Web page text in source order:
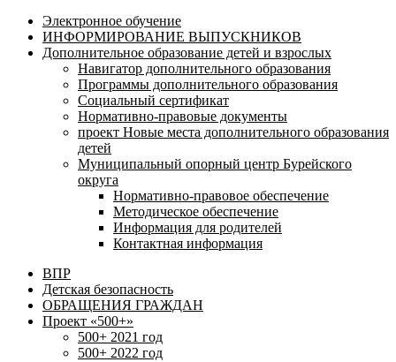
Электронное обучение
ИНФОРМИРОВАНИЕ ВЫПУСКНИКОВ
Дополнительное образование детей и взрослых
Навигатор дополнительного образования
Программы дополнительного образования
Социальный сертификат
Нормативно-правовые документы
проект Новые места дополнительного образования
детей
Муниципальный опорный центр Бурейского
округа
Нормативно-правовое обеспечение
Методическое обеспечение
Информация для родителей
Контактная информация
ВПР
Детская безопасность
ОБРАЩЕНИЯ ГРАЖДАН
Проект «500+»
500+ 2021 год
500+ 2022 год